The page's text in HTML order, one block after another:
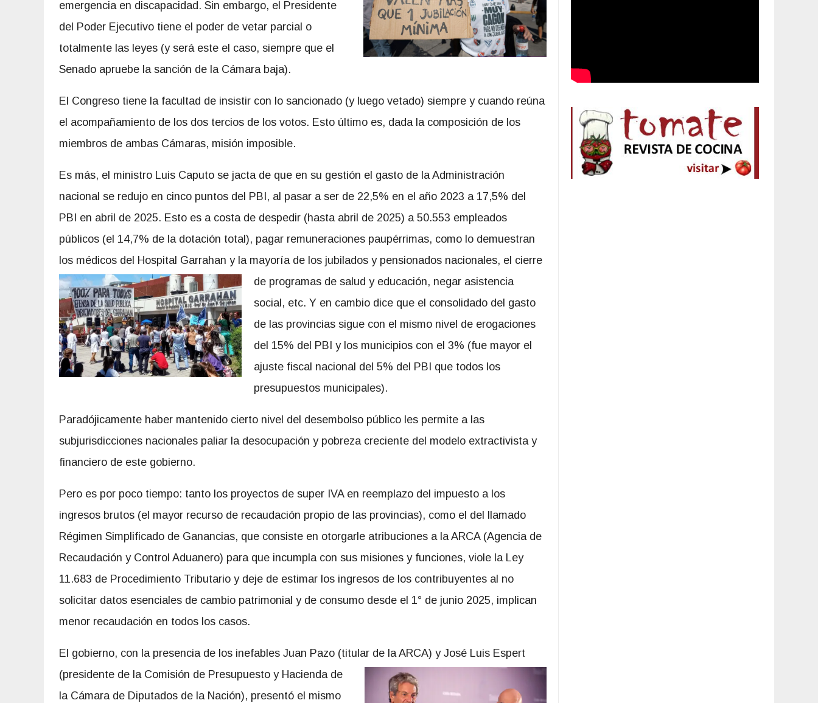
emergencia en discapacidad. Sin embargo, el Presidente
del Poder Ejecutivo tiene el poder de vetar parcial o
totalmente las leyes (y será este el caso, siempre que el
Senado apruebe la sanción de la Cámara baja).
El Congreso tiene la facultad de insistir con lo sancionado (y luego vetado) siempre y cuando reúna
el acompañamiento de los dos tercios de los votos. Esto último es, dada la composición de los
miembros de ambas Cámaras, misión imposible.
Es más, el ministro Luis Caputo se jacta de que en su gestión el gasto de la Administración
nacional se redujo en cinco puntos del PBI, al pasar a ser de 22,5% en el año 2023 a 17,5% del
PBI en abril de 2025. Esto es a costa de despedir (hasta abril de 2025) a 50.553 empleados
públicos (el 14,7% de la dotación total), pagar remuneraciones paupérrimas, como lo demuestran
los médicos del Hospital Garrahan y la mayoría de los jubilados y pensionados nacionales, el cierre
de programas de salud y educación, negar asistencia
social, etc. Y en cambio dice que el consolidado del gasto
de las provincias sigue con el mismo nivel de erogaciones
del 15% del PBI y los municipios con el 3% (fue mayor el
ajuste fiscal nacional del 5% del PBI que todos los
presupuestos municipales).
Paradójicamente haber mantenido cierto nivel del desembolso público les permite a las
subjurisdicciones nacionales paliar la desocupación y pobreza creciente del modelo extractivista y
financiero de este gobierno.
Pero es por poco tiempo: tanto los proyectos de super IVA en reemplazo del impuesto a los
ingresos brutos (el mayor recurso de recaudación propio de las provincias), como el del llamado
Régimen Simplificado de Ganancias, que consiste en otorgarle atribuciones a la ARCA (Agencia de
Recaudación y Control Aduanero) para que incumpla con sus misiones y funciones, viole la Ley
11.683 de Procedimiento Tributario y deje de estimar los ingresos de los contribuyentes al no
solicitar datos esenciales de cambio patrimonial y de consumo desde el 1° de junio 2025, implican
menor recaudación en todos los casos.
El gobierno, con la presencia de los inefables Juan Pazo (titular de la ARCA) y José Luis Espert
(presidente de laComisión de Presupuesto y Hacienda de
la Cámara de Diputados de la Nación), presentó el mismo